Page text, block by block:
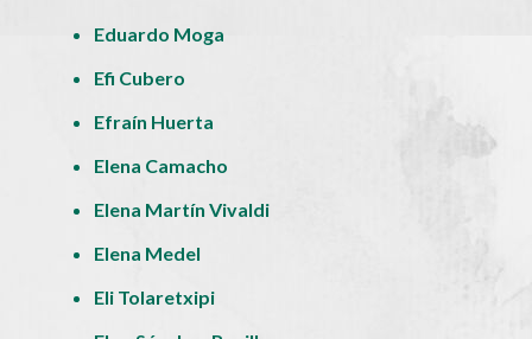
Eduardo Moga
Efi Cubero
Efraín Huerta
Elena Camacho
Elena Martín Vivaldi
Elena Medel
Eli Tolaretxipi